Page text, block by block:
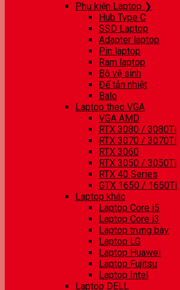
Phụ kiện Laptop ❯
Hub Type C
SSD Laptop
Adapter laptop
Pin laptop
Ram laptop
Bộ vệ sinh
Đế tản nhiệt
Balo
Laptop theo VGA
VGA AMD
RTX 3080 / 3080Ti
RTX 3070 / 3070Ti
RTX 3060
RTX 3050 / 3050Ti
RTX 40 Series
GTX 1650 / 1650Ti
Laptop khác
Laptop Core i5
Laptop Core i3
Laptop trưng bày
Laptop LG
Laptop Huawei
Laptop Fujitsu
Laptop Intel
Laptop DELL